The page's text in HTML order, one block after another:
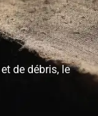
de débris, le